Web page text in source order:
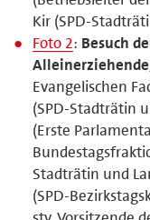
Kir (SPD-
Foto 2: Besuch
Alleinerziehende
Evangelischen
(SPD-Stadträtin
(Erste
Stadträtin und
(SPD-